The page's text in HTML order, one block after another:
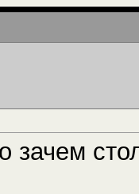
зачем